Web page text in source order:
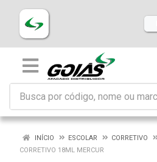
INÍCIO ESCOLAR
CORRETIVO
CORRETIVO 18ML MERCUR